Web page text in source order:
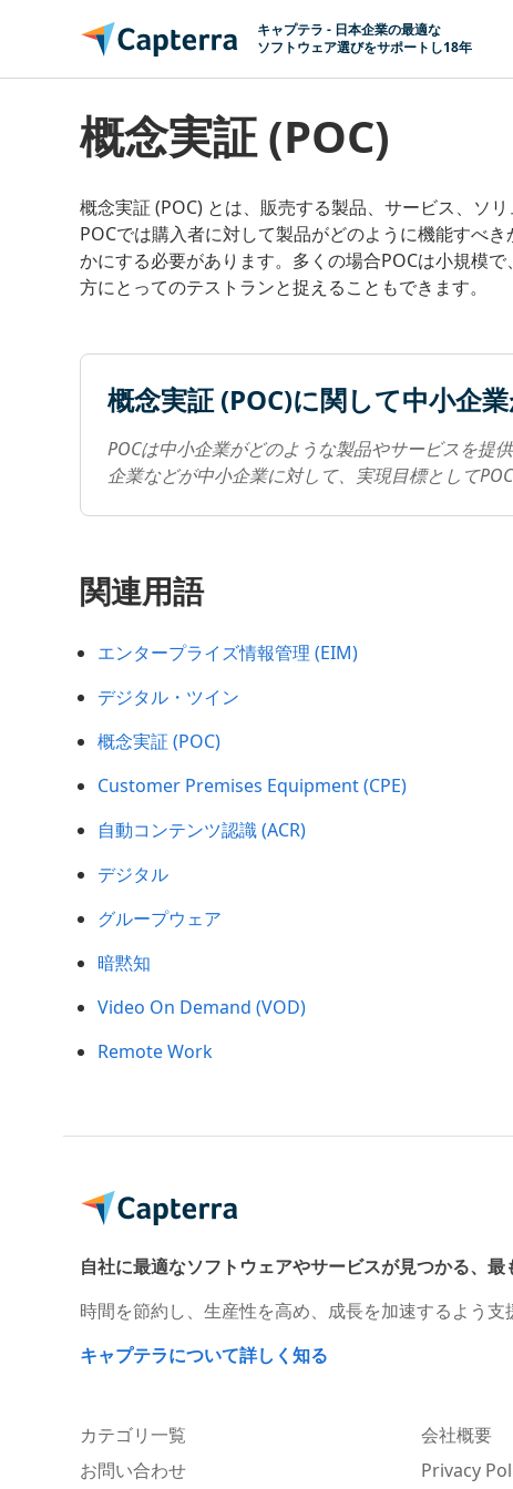
コンテンツに移動
キャプテラ - 日本企業の最適な
ソフトウェア選びをサポートし18年
概念実証 (POC)
概念実証 (POC) とは、販売する製品、サービス、ソ
POCでは購入者に対して製品がどのように機能すべ
かにする必要があります。多くの場合POCは小規模
方にとってのテストランと捉えることもできます。
概念実証 (POC)に関して中小企
POCは中小企業がどのような製品やサービスを提
企業などが中小企業に対して、実現目標として
関連用語
エンタープライズ情報管理 (EIM)
デジタル・ツイン
概念実証 (POC)
Customer Premises Equipment (CPE)
自動コンテンツ認識 (ACR)
デジタル
グループウェア
暗黙知
Video On Demand (VOD)
Remote Work
自社に最適なソフトウェアやサービスが見つかる、最
時間を節約し、生産性を高め、成長を加速するよう支
キャプテラについて詳しく知る
カテゴリ一覧
お問い合わせ
会社概要
Privacy